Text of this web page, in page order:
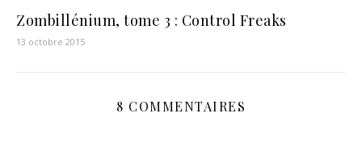
Zombillénium, tome 3 : Control Freaks
13 octobre 2015
8 COMMENTAIRES